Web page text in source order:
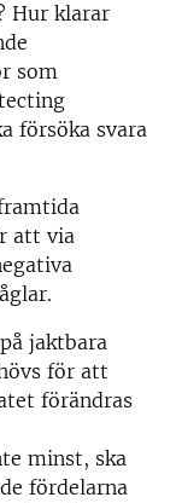
Hur klarar
som
försöka svara
att via
jaktbara
för att
förändras
minst, ska
fördelarna